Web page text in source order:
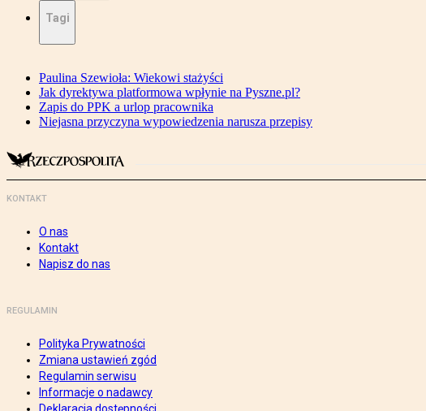
Tagi
Paulina Szewioła: Wiekowi stażyści
Jak dyrektywa platformowa wpłynie na Pyszne.pl?
Zapis do PPK a urlop pracownika
Niejasna przyczyna wypowiedzenia narusza przepisy
KONTAKT
O nas
Kontakt
Napisz do nas
REGULAMIN
Polityka Prywatności
Zmiana ustawień zgód
Regulamin serwisu
Informacje o nadawcy